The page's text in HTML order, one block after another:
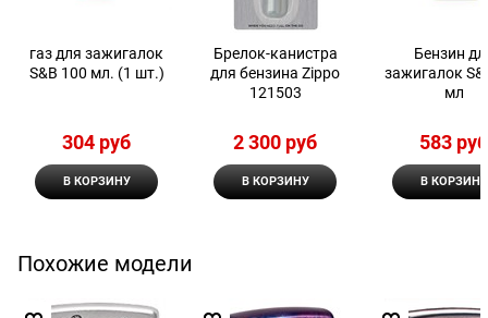
газ для зажигалок
S&B 100 мл. (1 шт.)
304 руб
В КОРЗИНУ
Брелок-канистра
для бензина Zippo
121503
2 300 руб
В КОРЗИНУ
Бензин
зажигалок
мл
583 руб
В КОРЗИНУ
Похожие модели